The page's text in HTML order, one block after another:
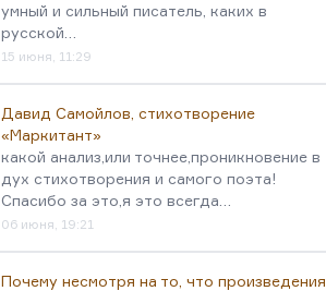
умный и сильный писатель, каких в
русской…
15 июня, 11:29
Давид Самойлов, стихотворение
«Маркитант»
какой анализ,или точнее,проникновение в
дух стихотворения и самого поэта!
Спасибо за это,я это всегда…
06 июня, 19:21
Почему несмотря на то, что произведения